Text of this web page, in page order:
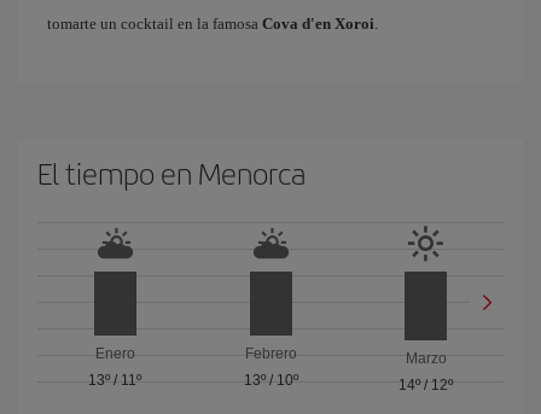
tomarte un cocktail en la famosa Cova d'en Xoroi.
El tiempo en Menorca
Enero
13º / 11º
Febrero
13º/ 10º
Marzo
14º/ 12º